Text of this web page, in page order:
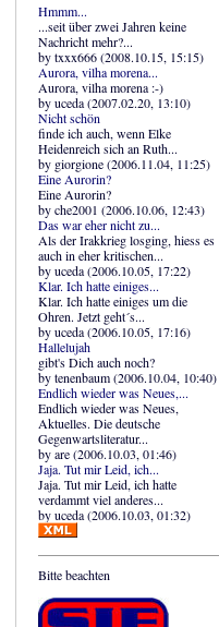
Hmmm...
...seit über zwei Jahren keine
Nachricht mehr?...
by txxx666 (2008.10.15, 15:15)
Aurora, vilha morena...
Aurora, vilha morena :-)
by uceda (2007.02.20, 13:10)
Nicht schön
finde ich auch, wenn Elke
Heidenreich sich an Ruth...
by giorgione (2006.11.04, 11:25)
Eine Aurorin?
Eine Aurorin?
by che2001 (2006.10.06, 12:43)
Das war eher nicht zu...
Als der Irakkrieg losging, hiess es
auch in eher kritischen...
by uceda (2006.10.05, 17:22)
Klar. Ich hatte einiges...
Klar. Ich hatte einiges um die
Ohren. Jetzt geht´s...
by uceda (2006.10.05, 17:16)
Hallelujah
gibt's Dich auch noch?
by tenenbaum (2006.10.04, 10:40)
Endlich wieder was Neues,...
Endlich wieder was Neues,
Aktuelles. Die deutsche
Gegenwartsliteratur...
by are (2006.10.03, 01:46)
Jaja. Tut mir Leid, ich...
Jaja. Tut mir Leid, ich hatte
verdammt viel anderes...
by uceda (2006.10.03, 01:32)
Bitte beachten